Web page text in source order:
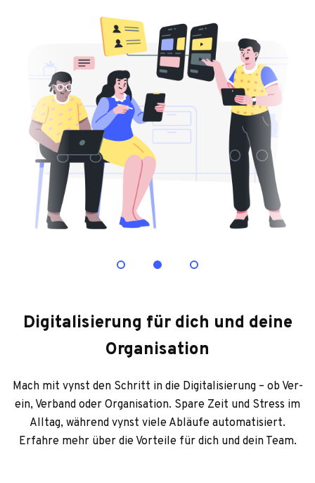
Digitalisierung für dich und deine
Organisation
Mach mit vynst den Schritt in die Digi­ta­li­sie­rung – ob Ver­
ein, Ver­band oder Orga­ni­sa­tion. Spare Zeit und Stress im
All­tag, wäh­rend vynst viele Abläufe auto­ma­ti­siert.
Erfahre mehr über die Vor­teile für dich und dein Team.